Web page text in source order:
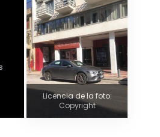
Licencia de la foto:
Copyright